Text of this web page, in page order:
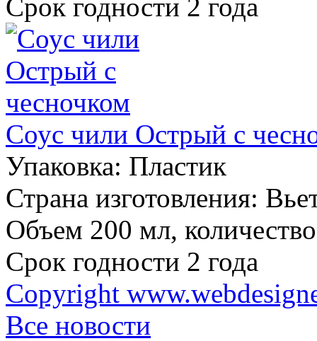
Срок годности 2 года
Соус чили Острый с
Упаковка: Пластик
Страна изготовления:
Объем 200 мл,
Срок годности 2 года
Copyright
Все новости